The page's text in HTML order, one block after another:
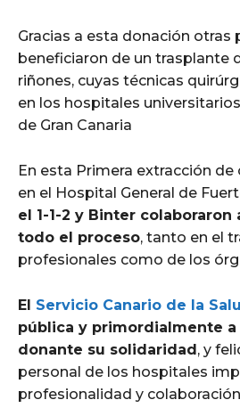
Gracias a esta donación otras
beneficiaron de un trasplante
riñones, cuyas técnicas
en los hospitales
de Gran Canaria
En esta Primera extracción
en el Hospital General de
el 1-1-2 y Binter
todo el proceso, tanto en el
profesionales como de los
El Servicio Canario de la
pública y primordialmente
donante su solidaridad, y
personal de los hospitales
profesionalidad y